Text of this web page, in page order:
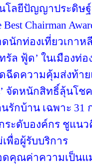
โลยีปัญญาประดิษฐ์
Chairman
กท่องเที่ยวเกาห
รัล ฟู้ด’ ในเมืองท่อ
ฉีดความคุ้มส่งท้า
จัดหนักสิทธิ์ลุ้นโ
กบ้าน เฉพาะ 31
ระดับองค์กร ชูแน
พื่อผู้รับบริการ
ณค่าความเป็นแม่